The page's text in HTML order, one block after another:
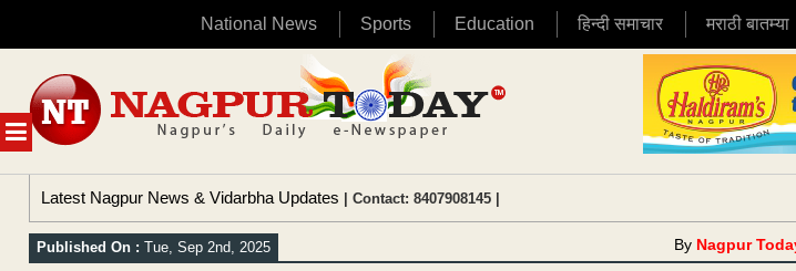
National News Sports Education हिन्दी समाचार मराठी बातम्या
MENU
content
Latest Nagpur News & Vidarbha Updates | Contact: 8407908145 |
Published On : Tue, Sep 2nd, 2025 By Nagpur